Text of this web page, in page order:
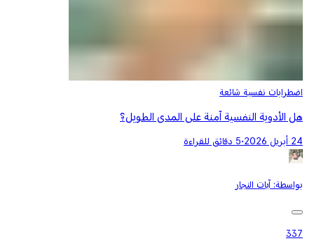
اضطرابات نفسية شائعة
هل الأدوية النفسية آمنة على المدى الطويل؟
24 أبريل 2026 •5 دقائق للقراءة
بواسطة: آيات النجار
337